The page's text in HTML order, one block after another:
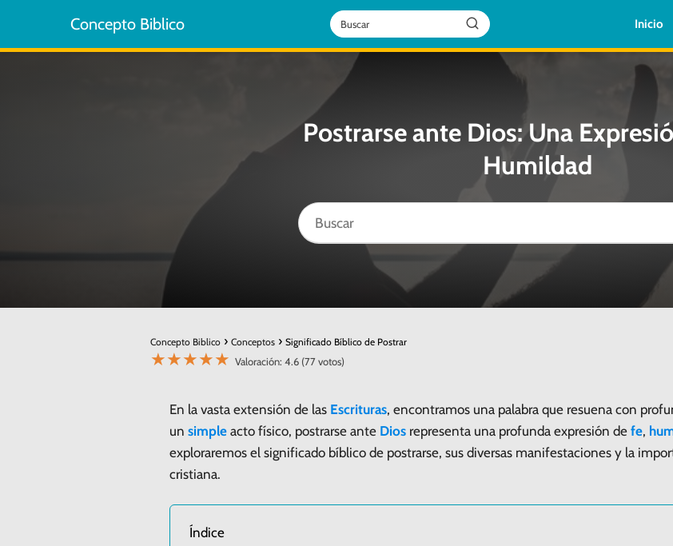
Concepto Biblico Inicio
Postrarse ante Dios: Una
Humildad
Concepto Biblico Conceptos Significado Bíblico de Postrar
★★★★★ Valoración: 4.6 (77 votos)
En la vasta extensión de las Escrituras, encontramos una palabra que resuena con
un simple acto físico, postrarse ante Dios representa una profunda expresión de fe,
exploraremos el significado bíblico de postrarse, sus diversas manifestaciones y la
cristiana.
Índice